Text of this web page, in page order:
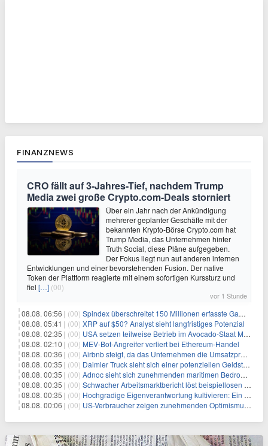
FINANZNEWS
CRO fällt auf 3-Jahres-Tief, nachdem Trump
Media zwei große Crypto.com-Deals storniert
Über ein Jahr nach der Ankündigung
mehrerer geplanter Geschäfte mit der
bekannten Krypto-Börse Crypto.com hat
Trump Media, das Unternehmen hinter
Truth Social, diese Pläne aufgegeben.
Der Fokus liegt nun auf anderen internen
Entwicklungen und einer bevorstehenden Fusion. Der native
Token der Plattform reagierte mit einem sofortigen Kurssturz und
fiel […] (00)
vor 1 Stunde
08.08. 06:56 | (00) Spindex überschreitet 150 Millionen erfasste Gaming-Ereignisse in Echtzeit-Datenpipeline
08.08. 05:41 | (00) XRP auf $50? Analyst sieht langfristiges Potenzial
08.08. 02:35 | (00) USA setzen teilweise Betrieb im Avocado-Staat Michoacán in Mexiko wieder in Gang
08.08. 02:10 | (00) MEV-Bot-Angreifer verliert bei Ethereum-Handel
08.08. 00:36 | (00) Airbnb steigt, da das Unternehmen die Umsatzprognose anhebt und starkes Wachstum signalisiert
08.08. 00:35 | (00) Daimler Truck sieht sich einer potenziellen Geldstrafe von 1 Milliarde Euro aufgrund von EU-Emissionsvorschriften gegenüber
08.08. 00:35 | (00) Adnoc sieht sich zunehmenden maritimen Bedrohungen angesichts regionaler Spannungen gegenüber
08.08. 00:35 | (00) Schwacher Arbeitsmarktbericht löst beispiellosen Börsenanstieg aus
08.08. 00:35 | (00) Hochgradige Eigenverantwortung kultivieren: Ein Weg zu Wachstum und Resilienz
08.08. 00:06 | (00) US-Verbraucher zeigen zunehmenden Optimismus hinsichtlich Arbeitsplätzen und Inflationserwartungen